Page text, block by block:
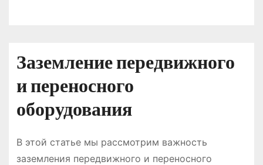
Заземление передвижного
и переносного
оборудования
В этой статье мы рассмотрим важность
заземления передвижного и переносного